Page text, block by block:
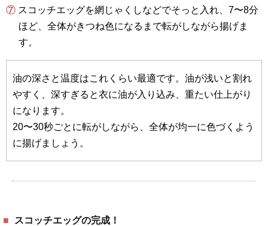
⑦ スコッチエッグを網じゃくしなどでそっと入れ、7〜8分
ほど、全体がきつね色になるまで転がしながら揚げま
す。
油の深さと温度はこれくらい最適です。油が浅いと割れ
やすく、深すぎると衣に油が入り込み、重たい仕上がり
になります。
20〜30秒ごとに転がしながら、全体が均一に色づくよう
に揚げましょう。
スコッチエッグの完成！